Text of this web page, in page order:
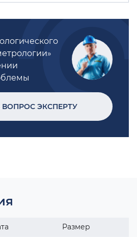
ВОПРОС ЭКСПЕРТУ
Размер